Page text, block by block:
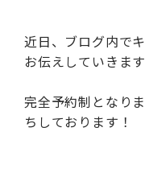
近日、ブログ内で
お伝えしていきま
完全予約制となり
ちしております！